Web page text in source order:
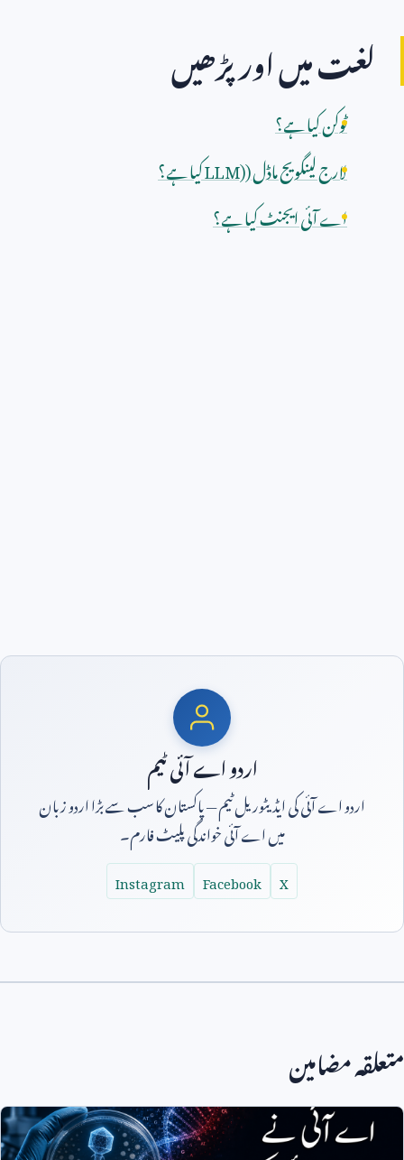
لغت میں اور پڑھیں
ٹوکن کیا ہے؟
لارج لینگویج ماڈل (LLM)کیا ہے؟
اے آئی ایجنٹ کیا ہے؟
اردو اے آئی ٹیم
اردو اے آئی کی ایڈیٹوریل ٹیم — پاکستان کا سب سے بڑا اردو زبان
میں اے آئی خواندگی پلیٹ فارم۔
X
Facebook
Instagram
متعلقہ مضامین